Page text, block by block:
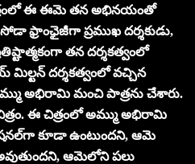
ఈ ఈమె తన అభినయంతో
ఫ్రాంఛైజీగా ప్రముఖ దర్శకుడు,
తన దర్శకత్వంలో
మిల్టన్‌ దర్శకత్వంలో వచ్చిన
అభిరామి మంచి పాత్రను చేశారు.
ఈ చిత్రంలో అమ్ము అభిరామి
కూడా ఉంటుందని, ఆమె
ఆమెలోని పలు